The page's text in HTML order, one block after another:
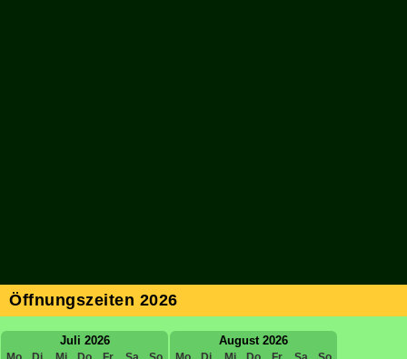
Öffnungszeiten 2026
Juli 2026 August 2026